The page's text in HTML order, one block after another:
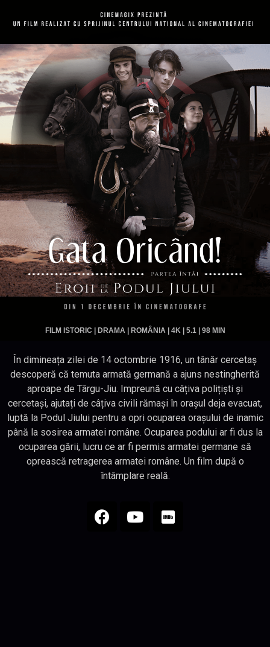
FILM ISTORIC | DRAMA | ROMÂNIA | 4K | 5.1 | 98 MIN
În dimineața zilei de 14 octombrie 1916, un tânăr cercetaș
descoperă că temuta armată germană a ajuns nestingherită
aproape de Târgu-Jiu. Impreună cu câțiva polițiști și
cercetași, ajutați de câțiva civili rămași în orașul deja evacuat,
luptă la Podul Jiului pentru a opri ocuparea orașului de inamic
până la sosirea armatei române. Ocuparea podului ar fi dus la
ocuparea gării, lucru ce ar fi permis armatei germane să
oprească retragerea armatei române. Un film după o
întâmplare reală.